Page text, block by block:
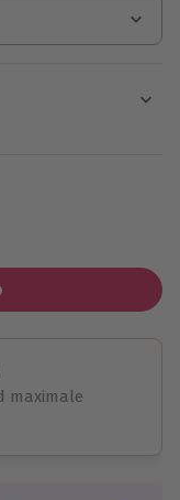
maximale